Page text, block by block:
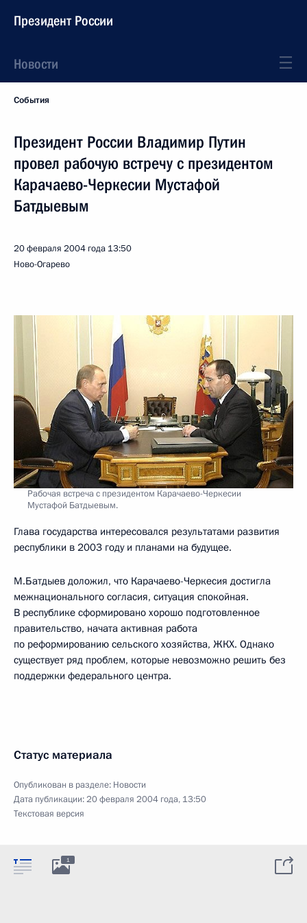
Президент России
Новости
События
Президент России Владимир Путин
провел рабочую встречу с президентом
Карачаево-Черкесии Мустафой
Батдыевым
20 февраля 2004 года 13:50
Ново-Огарево
Рабочая встреча с президентом Карачаево-Черкесии
Мустафой Батдыевым.
Глава государства интересовался результатами развития
республики в 2003 году и планами на будущее.
М.Батдыев доложил, что Карачаево-Черкесия достигла
межнационального согласия, ситуация спокойная.
В республике сформировано хорошо подготовленное
правительство, начата активная работа
по реформированию сельского хозяйства, ЖКХ. Однако
существует ряд проблем, которые невозможно решить без
поддержки федерального центра.
Статус материала
Опубликован в разделе: Новости
Дата публикации:20 февраля 2004 года, 13:50
Текстовая версия
1